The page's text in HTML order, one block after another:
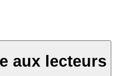
aux lecteurs